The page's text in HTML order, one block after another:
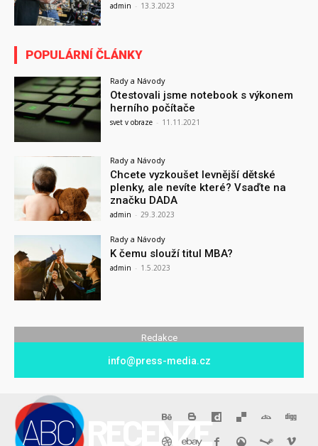
admin - 13.3.2023
POPULÁRNÍ ČLÁNKY
Rady a Návody
Otestovali jsme notebook s výkonem
herního počítače
svet v obraze - 11.11.2021
Rady a Návody
Chcete vyzkoušet levnější dětské
plenky, ale nevíte které? Vsaďte na
značku DADA
admin - 29.3.2023
Rady a Návody
K čemu slouží titul MBA?
admin - 1.5.2023
Redakce
info@press-media.cz
ABC RECENZE